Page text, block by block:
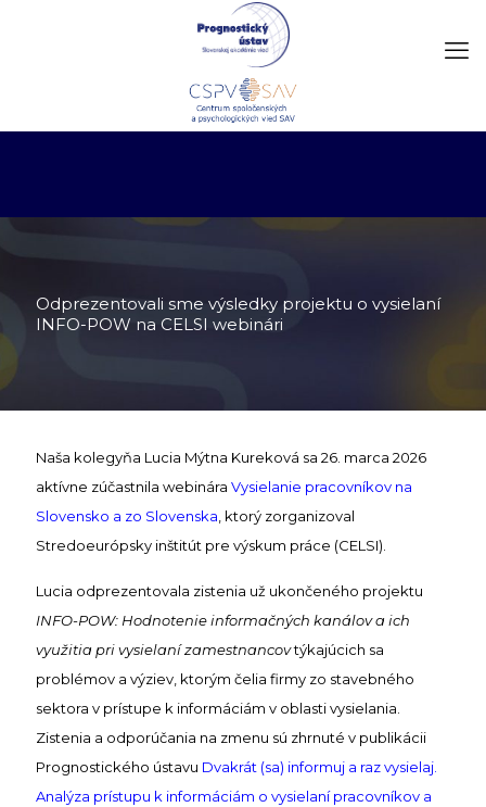
Odprezentovali sme výsledky projektu o vysielaní
INFO-POW na CELSI webinári
Naša kolegyňa Lucia Mýtna Kureková sa 26. marca 2026
aktívne zúčastnila webinára Vysielanie pracovníkov na
Slovensko a zo Slovenska , ktorý zorganizoval
Stredoeurópsky inštitút pre výskum práce (CELSI).
Lucia odprezentovala zistenia už ukončeného projektu
INFO-POW: Hodnotenie informačných kanálov a ich
využitia pri vysielaní zamestnancovtýkajúcich sa
problémov a výziev, ktorým čelia firmy zo stavebného
sektora v prístupe k informáciám v oblasti vysielania.
Zistenia a odporúčania na zmenu sú zhrnuté v publikácii
Prognostického ústavu Dvakrát (sa) informuj a raz vysielaj.
Analýza prístupu k informáciám o vysielaní pracovníkov a